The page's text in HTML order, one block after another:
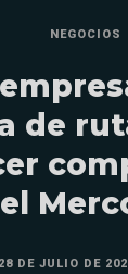
NEGOCIOS
de
28 DE JULIO DE